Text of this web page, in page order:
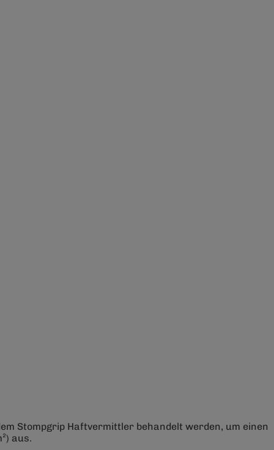
Stompgrip Haftvermittler behandelt werden, um einen
aus.